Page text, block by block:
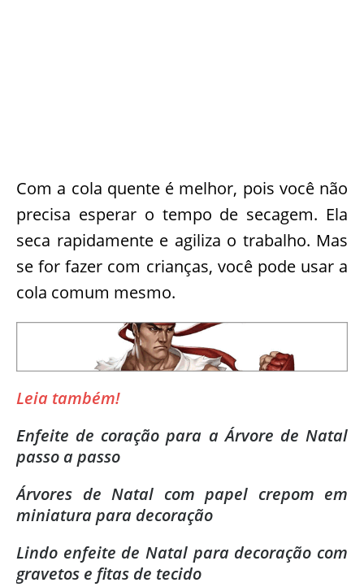
Com a cola quente é melhor, pois você não
precisa esperar o tempo de secagem. Ela
seca rapidamente e agiliza o trabalho. Mas
se for fazer com crianças, você pode usar a
cola comum mesmo.
Leia também!
Enfeite de coração para a Árvore de Natal
passo a passo
Árvores de Natal com papel crepom em
miniatura para decoração
Lindo enfeite de Natal para decoração com
gravetos e fitas de tecido